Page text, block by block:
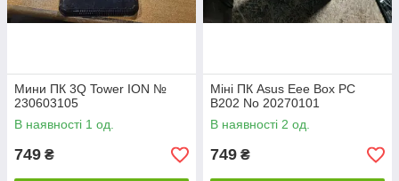
Мини ПК 3Q Tower ION №
230603105
В наявності 1 од.
749 ₴
Міні ПК Asus Eee Box PC
B202 No 20270101
В наявності 2 од.
749 ₴